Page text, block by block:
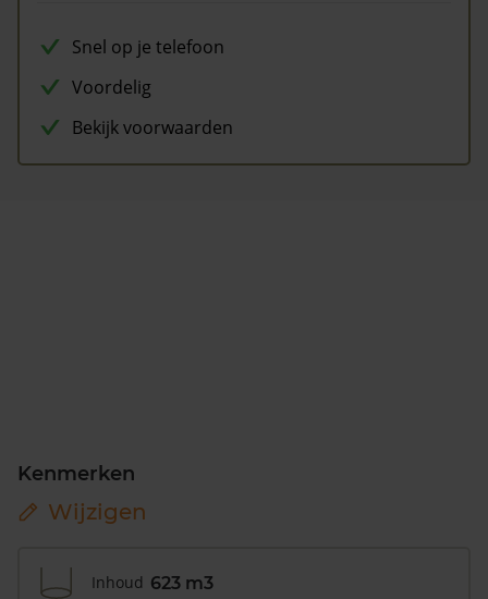
Snel op je telefoon
Voordelig
Bekijk voorwaarden
Kenmerken
Wijzigen
Inhoud 623 m3